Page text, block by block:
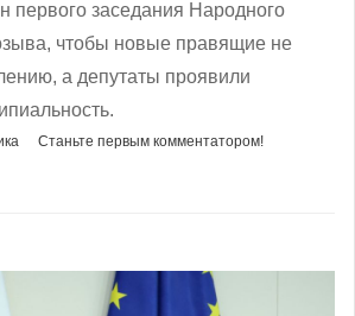
первого заседания Народного
чтобы новые правящие не
а депутаты проявили
Станьте первым комментатором!